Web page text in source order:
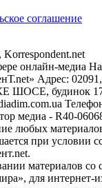
соглашение
онлайн-медиа
Адрес:
ШОСЕ, будинок
медиа - R40-
любых
при условии
материалов со
для интернет-